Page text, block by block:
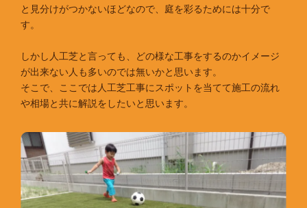
と見分けがつかないほどなので、庭を彩るためには十分で
す。
しかし人工芝と言っても、どの様な工事をするのかイメージ
が出来ない人も多いのでは無いかと思います。
そこで、ここでは人工芝工事にスポットを当てて施工の流れ
や相場と共に解説をしたいと思います。